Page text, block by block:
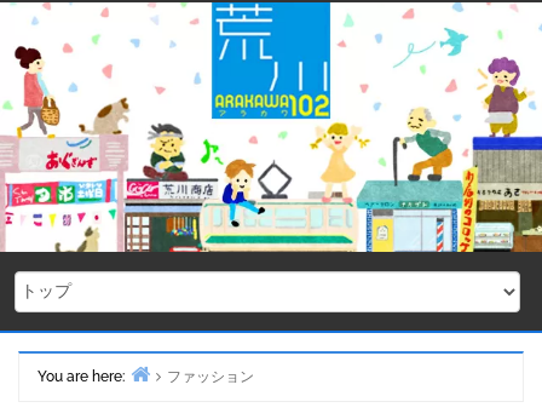
Skip
content
You are here:
ファッション